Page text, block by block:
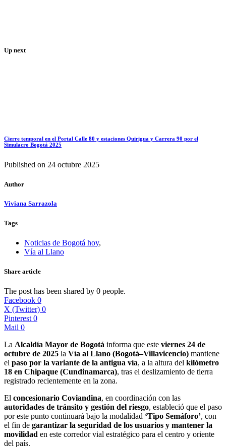
Up next
Cierre temporal en el Portal Calle 80 y estaciones Quirigua y Carrera 90 por el
Simulacro Bogotá 2025
Published on 24 octubre 2025
Author
Viviana Sarrazola
Tags
Noticias de Bogotá hoy,
Vía al Llano
Share article
The post has been shared by 0 people.
Facebook 0
X (Twitter) 0
Pinterest 0
Mail 0
La Alcaldía Mayor de Bogotá informa que este viernes 24 de
octubre de 2025 la Vía al Llano (Bogotá–Villavicencio) mantiene
el paso por la variante de la antigua vía, a la altura del kilómetro
18 en Chipaque (Cundinamarca), tras el deslizamiento de tierra
registrado recientemente en la zona.
El concesionario Coviandina, en coordinación con las
autoridades de tránsito y gestión del riesgo, estableció que el paso
por este punto continuará bajo la modalidad ‘Tipo Semáforo’, con
el fin de garantizar la seguridad de los usuarios y mantener la
movilidad en este corredor vial estratégico para el centro y oriente
del país.